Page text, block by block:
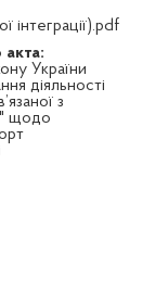
інтеграції).pdf
України
діяльності
з
щодо